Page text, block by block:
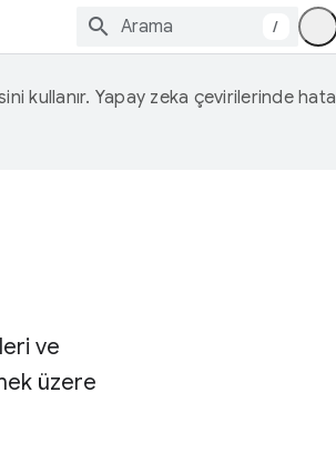
/
kullanır. Yapay zeka çevirilerinde hata
ve
üzere